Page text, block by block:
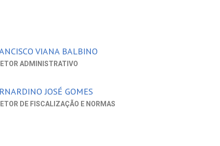
VIANA BALBINO
ADMINISTRATIVO
JOSÉ GOMES
DE FISCALIZAÇÃO E NORMAS